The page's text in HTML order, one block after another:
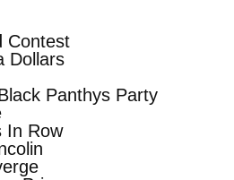
Contest
Dollars
Panthys Party
In Row